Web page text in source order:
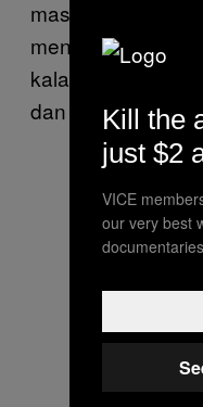
massif. Tapi, kita
menyalahkan
kalau anjing dan
dan makannya
Kill the
just $2
VICE
our very best